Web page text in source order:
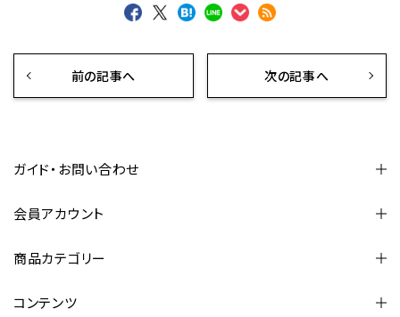
前の記事へ 次の記事へ
ガイド・お問い合わせ
会員アカウント
商品カテゴリー
コンテンツ